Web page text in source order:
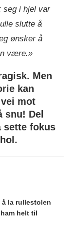
seg i hjel var
slutte å
ønsker å
være.»
Men
kan
mot
snu! Del
sette fokus
å la rullestolen
helt til